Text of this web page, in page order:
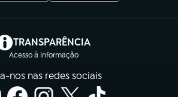
TRANSPARÊNCIA
Acesso à Informação
(abre em nova aba)
nos nas redes sociais